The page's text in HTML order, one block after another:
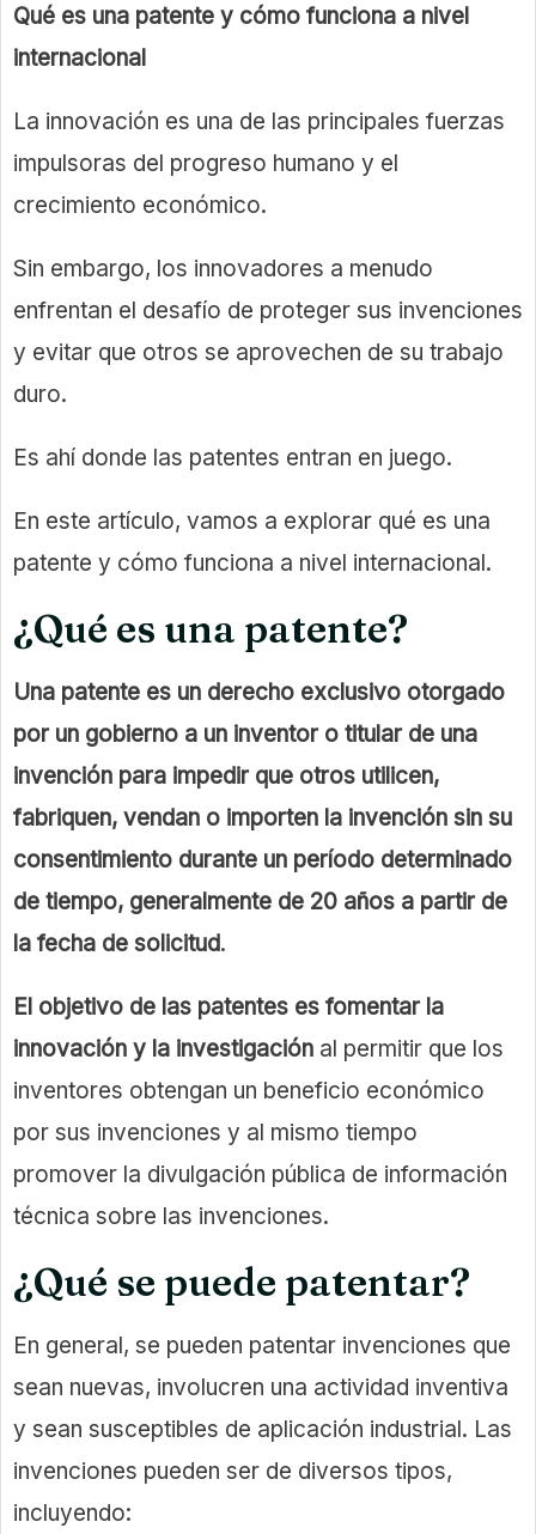
Qué es una patente y cómo funciona a nivel
internacional
La innovación es una de las principales fuerzas
impulsoras del progreso humano y el
crecimiento económico.
Sin embargo, los innovadores a menudo
enfrentan el desafío de proteger sus invenciones
y evitar que otros se aprovechen de su trabajo
duro.
Es ahí donde las patentes entran en juego.
En este artículo, vamos a explorar qué es una
patente y cómo funciona a nivel internacional.
¿Qué es una patente?
Una patente es un derecho exclusivo otorgado
por un gobierno a un inventor o titular de una
invención para impedir que otros utilicen,
fabriquen, vendan o importen la invención sin su
consentimiento durante un período determinado
de tiempo, generalmente de 20 años a partir de
la fecha de solicitud.
El objetivo de las patentes es fomentar la
innovación y la investigación al permitir que los
inventores obtengan un beneficio económico
por sus invenciones y al mismo tiempo
promover la divulgación pública de información
técnica sobre las invenciones.
¿Qué se puede patentar?
En general, se pueden patentar invenciones que
sean nuevas, involucren una actividad inventiva
y sean susceptibles de aplicación industrial. Las
invenciones pueden ser de diversos tipos,
incluyendo: